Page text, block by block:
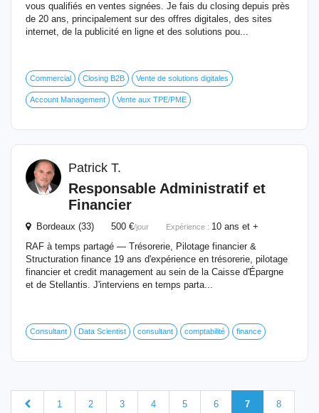
vous qualifiés en ventes signées. Je fais du closing depuis près
de 20 ans, principalement sur des offres digitales, des sites
internet, de la publicité en ligne et des solutions pou...
Commercial Closing B2B Vente de solutions digitales
Account Management Vente aux TPE/PME
Patrick T.
Responsable Administratif et
Financier
Bordeaux (33) 500 €/jour Expérience : 10 ans et +
RAF à temps partagé — Trésorerie, Pilotage financier &
Structuration finance 19 ans d'expérience en trésorerie, pilotage
financier et credit management au sein de la Caisse d'Épargne
et de Stellantis. J'interviens en temps parta...
Consultant Data Scientist consultant comptabilité finance
1 2 3 4 5 6 7 8